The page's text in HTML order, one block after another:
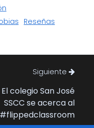
Reseñas
Siguiente
El colegio San José
SSCC se acerca al
#flippedclassroom